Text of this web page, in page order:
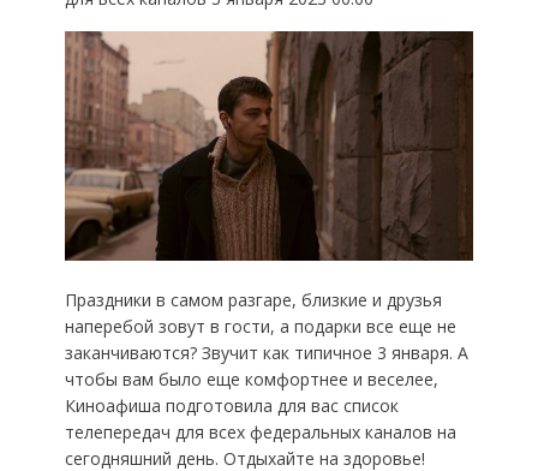
Праздники в самом разгаре, близкие и друзья
наперебой зовут в гости, а подарки все еще не
заканчиваются? Звучит как типичное 3 января. А
чтобы вам было еще комфортнее и веселее,
Киноафиша подготовила для вас список
телепередач для всех федеральных каналов на
сегодняшний день. Отдыхайте на здоровье!